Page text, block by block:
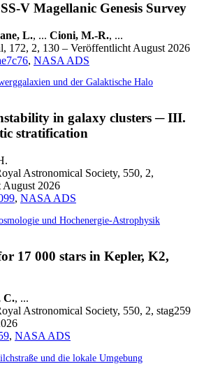
V Magellanic Genesis Survey
L., ... Cioni, M.-R., ...
172, 2, 130 – Veröffentlicht August 2026
, NASA ADS
und der Galaktische Halo
in galaxy clusters ─ III.
stratification
Astronomical Society, 550, 2,
August 2026
, NASA ADS
und Hochenergie-Astrophysik
17 000 stars in Kepler, K2,
C., ...
Astronomical Society, 550, 2, stag259
, NASA ADS
und die lokale Umgebung